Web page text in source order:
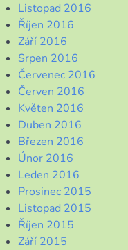
Listopad 2016
Říjen 2016
Září 2016
Srpen 2016
Červenec 2016
Červen 2016
Květen 2016
Duben 2016
Březen 2016
Únor 2016
Leden 2016
Prosinec 2015
Listopad 2015
Říjen 2015
Září 2015